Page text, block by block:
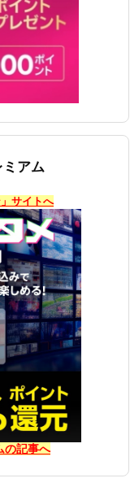
アム
サイトへ
の記事へ